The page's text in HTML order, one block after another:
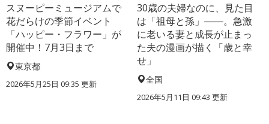
スヌーピーミュージアムで
花だらけの季節イベント
「ハッピー・フラワー」が
開催中！7月3日まで
東京都
2026年5月25日 09:35 更新
30歳の夫婦なのに、見た目
は「祖母と孫」――。急激
に老いる妻と成長が止まっ
た夫の漫画が描く「歳と幸
せ」
全国
2026年5月11日 09:43 更新